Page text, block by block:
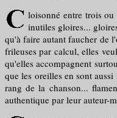
loisonné entre trois
inutiles gloires...
qu'à faire autant faucher de
frileuses par calcul, elles
qu'elles accompagnent
que les oreilles en sont
rang de la chanson...
authentique par leur auteur-